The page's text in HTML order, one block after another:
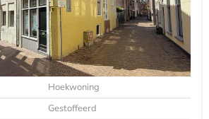
Hoekwoning
Gestoffeerd